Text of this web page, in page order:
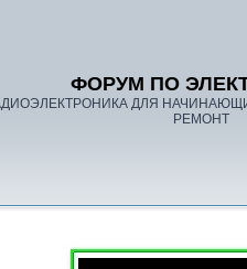
ФОРУМ ПО
ДЛЯ
РЕМОНТ